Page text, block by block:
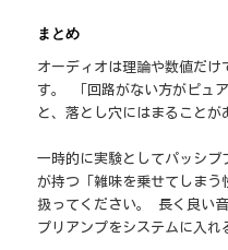
まとめ
オーディオは理論や数値だけ
す。 「回路がない方がピュ
と、落とし穴にはまることが
一時的に実験としてパッシブ
が持つ「雑味を乗せてしまう
扱ってください。 長く良い
プリアンプをシステムに入れ